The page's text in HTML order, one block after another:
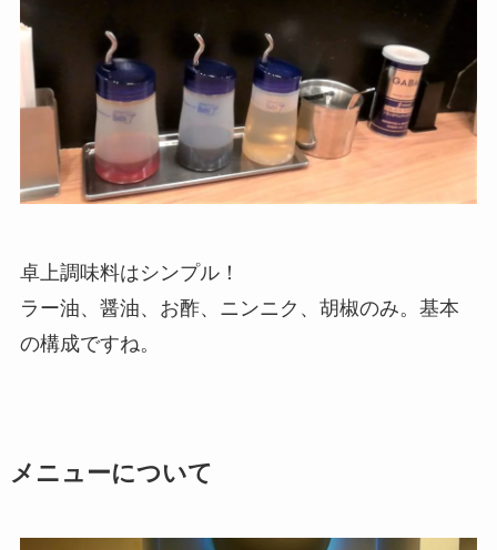
卓上調味料はシンプル！
ラー油、醤油、お酢、ニンニク、胡椒のみ。基本
の構成ですね。
メニューについて